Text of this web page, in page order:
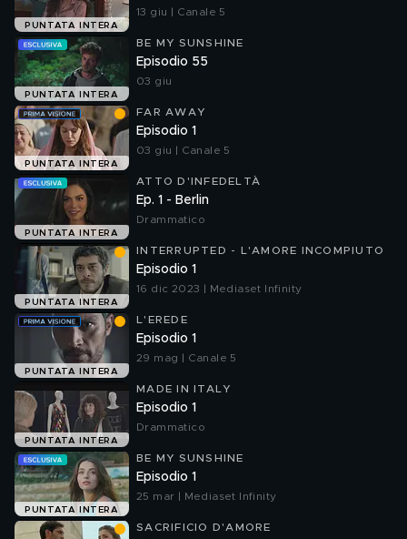
PUNTATA INTERA
13 giu | Canale 5
PUNTATA INTERA
BE MY SUNSHINE
Episodio 55
03 giu
PUNTATA INTERA
FAR AWAY
Episodio 1
03 giu | Canale 5
PUNTATA INTERA
ATTO D'INFEDELTÀ
Ep. 1 - Berlin
Drammatico
PUNTATA INTERA
INTERRUPTED - L'AMORE INCOMPIUTO
Episodio 1
16 dic 2023 | Mediaset Infinity
PUNTATA INTERA
L'EREDE
Episodio 1
29 mag | Canale 5
PUNTATA INTERA
MADE IN ITALY
Episodio 1
Drammatico
PUNTATA INTERA
BE MY SUNSHINE
Episodio 1
25 mar | Mediaset Infinity
SACRIFICIO D'AMORE